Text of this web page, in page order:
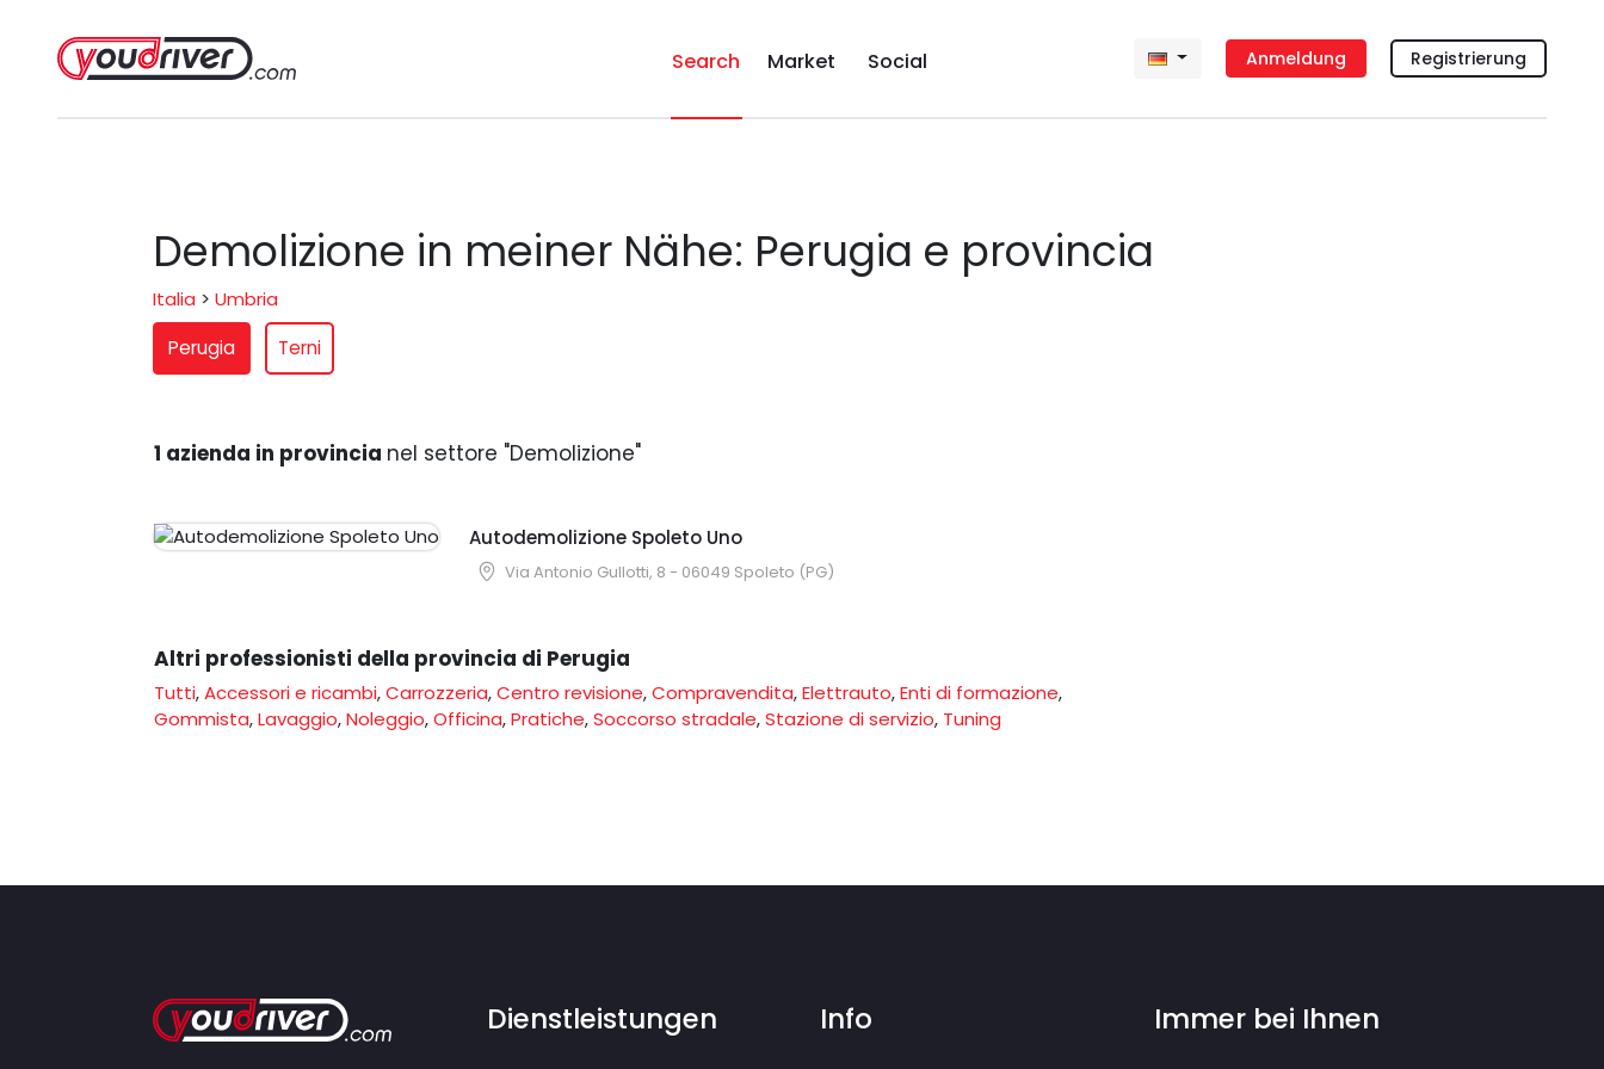
Search Market Social Anmeldung Registrierung
Demolizione in meiner Nähe: Perugia e provincia
Italia > Umbria
Perugia
Terni
1 azienda in provincia nel settore "Demolizione"
Autodemolizione Spoleto Uno
Via Antonio Gullotti, 8 - 06049 Spoleto (PG)
Altri professionisti della provincia di Perugia
Tutti,Accessori e ricambi,Carrozzeria,Centro revisione,Compravendita,Elettrauto,Enti di formazione,
Gommista,Lavaggio,Noleggio,Officina,Pratiche,Soccorso stradale,Stazione di servizio, Tuning
Dienstleistungen Info Immer bei Ihnen